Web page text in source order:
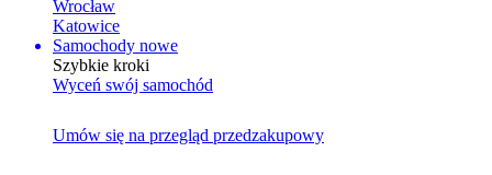
Wrocław
Katowice
Samochody nowe
Szybkie kroki
Wyceń swój samochód
Umów się na przegląd przedzakupowy